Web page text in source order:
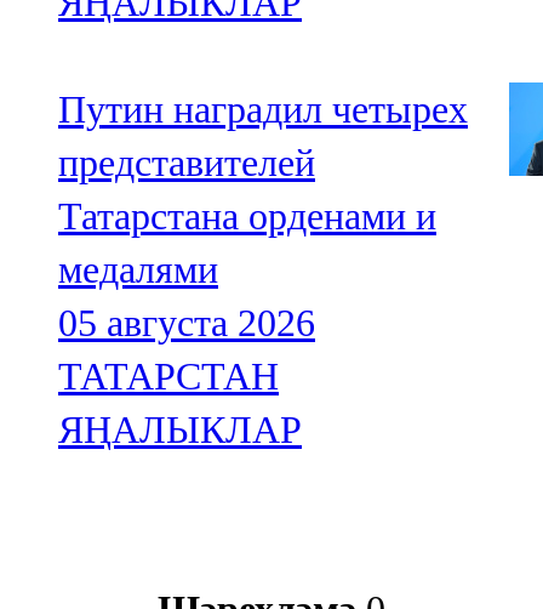
Путин наградил четырех
представителей
Татарстана орденами и
медалями
05 августа 2026
ТАТАРСТАН
ЯҢАЛЫКЛАР